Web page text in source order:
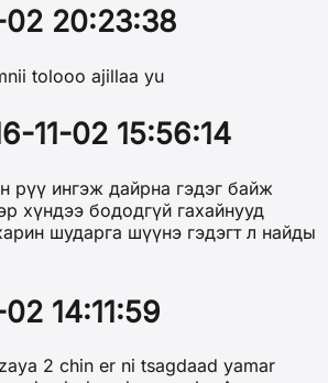
02 20:23:38
tolooo ajillaa yu
11-02 15:56:14
рүү ингэж дайрна гэдэг байж
хүндээ бододгүй гахайнууд
шударга шүүнэ гэдэгт л найды
14:11:59
2 chin er ni tsagdaad yamar